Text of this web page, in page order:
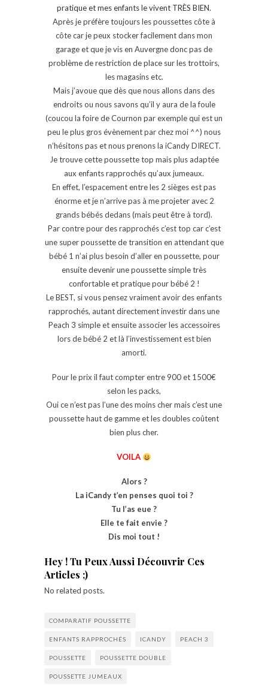
pratique et mes enfants le vivent TRÈS BIEN.
Après je préfère toujours les poussettes côte à
côte car je peux stocker facilement dans mon
garage et que je vis en Auvergne donc pas de
problème de restriction de place sur les trottoirs,
les magasins etc.
Mais j’avoue que dès que nous allons dans des
endroits ou nous savons qu’il y aura de la foule
(coucou la foire de Cournon par exemple qui est un
peu le plus gros évènement par chez moi ^^) nous
n’hésitons pas et nous prenons la iCandy DIRECT.
Je trouve cette poussette top mais plus adaptée
aux enfants rapprochés qu’aux jumeaux.
En effet, l’espacement entre les 2 sièges est pas
énorme et je n’arrive pas à me projeter avec 2
grands bébés dedans (mais peut être à tord).
Par contre pour des rapprochés c’est top car c’est
une super poussette de transition en attendant que
bébé 1 n’ai plus besoin d’aller en poussette, pour
ensuite devenir une poussette simple très
confortable et pratique pour bébé 2 !
Le BEST, si vous pensez vraiment avoir des enfants
rapprochés, autant directement investir dans une
Peach 3 simple et ensuite associer les accessoires
lors de bébé 2 et là l’investissement est bien
amorti.
Pour le prix il faut compter entre 900 et 1500€
selon les packs,
Oui ce n’est pas l’une des moins cher mais c’est une
poussette haut de gamme et les doubles coûtent
bien plus cher.
VOILA
Alors ?
La iCandy t’en penses quoi toi ?
Tu l’as eue ?
Elle te fait envie ?
Dis moi tout !
Hey ! Tu Peux Aussi Découvrir Ces
Articles ;)
No related posts.
COMPARATIF POUSSETTE
ENFANTS RAPPROCHÉS ICANDY PEACH 3
POUSSETTE POUSSETTE DOUBLE
POUSSETTE JUMEAUX